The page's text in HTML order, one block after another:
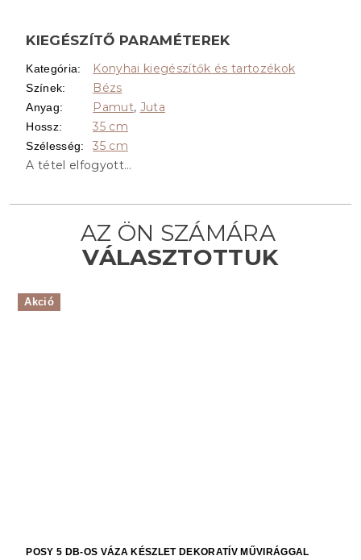
Akció
POSY 5 DB-OS VÁZA KÉSZLET DEKORATÍV MŰVIRÁGGAL
KIEGÉSZÍTŐ PARAMÉTEREK
Kategória: Konyhai kiegészítők és tartozékok
Színek: Bézs
Anyag: Pamut, Juta
Hossz: 35 cm
Szélesség:
35 cm
A tétel elfogyott…